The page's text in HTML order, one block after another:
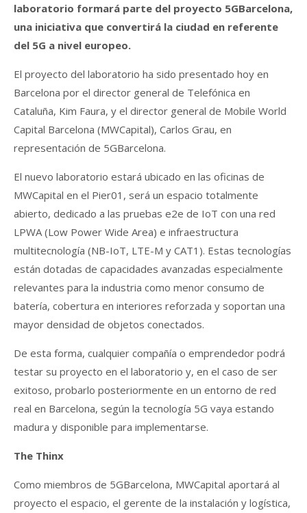
laboratorio formará parte del proyecto 5GBarcelona,
una iniciativa que convertirá la ciudad en referente
del 5G a nivel europeo.
El proyecto del laboratorio ha sido presentado hoy en
Barcelona por el director general de Telefónica en
Cataluña, Kim Faura, y el director general de Mobile World
Capital Barcelona (MWCapital), Carlos Grau, en
representación de 5GBarcelona.
El nuevo laboratorio estará ubicado en las oficinas de
MWCapital en el Pier01, será un espacio totalmente
abierto, dedicado a las pruebas e2e de IoT con una red
LPWA (Low Power Wide Area) e infraestructura
multitecnología (NB-IoT, LTE-M y CAT1). Estas tecnologías
están dotadas de capacidades avanzadas especialmente
relevantes para la industria como menor consumo de
batería, cobertura en interiores reforzada y soportan una
mayor densidad de objetos conectados.
De esta forma, cualquier compañía o emprendedor podrá
testar su proyecto en el laboratorio y, en el caso de ser
exitoso, probarlo posteriormente en un entorno de red
real en Barcelona, según la tecnología 5G vaya estando
madura y disponible para implementarse.
The Thinx
Como miembros de 5GBarcelona, MWCapital aportará al
proyecto el espacio, el gerente de la instalación y logística,